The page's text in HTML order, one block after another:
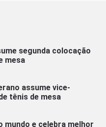
segunda colocação
mesa
assume vice-
tênis de mesa
mundo e celebra melhor